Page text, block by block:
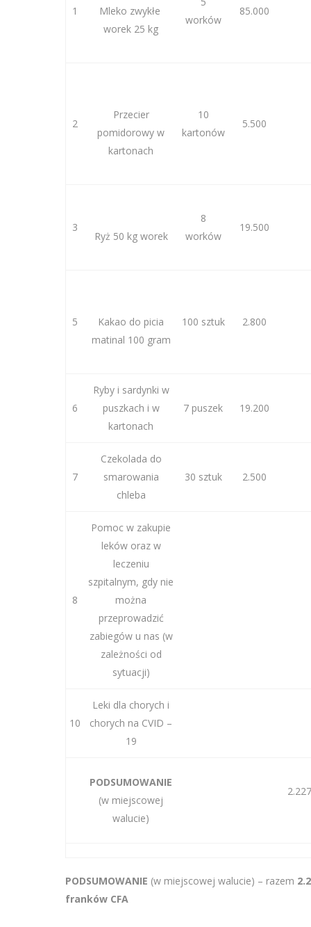
1
Mleko zwykłe
worek 25 kg
worków
85.000
2
Przecier
pomidorowy w
kartonach
10
kartonów
5.500
3
Ryż 50 kg worek
8
worków
19.500
5
Kakao do picia
matinal 100 gram
100 sztuk 2.800
6
Ryby i sardynki w
puszkach i w
kartonach
7 puszek 19.200
7
Czekolada do
smarowania
chleba
30 sztuk 2.500
8
Pomoc w zakupie
leków oraz w
leczeniu
szpitalnym, gdy nie
można
przeprowadzić
zabiegów u nas (w
zależności od
sytuacji)
10
Leki dla chorych i
chorych na CVID –
19
PODSUMOWANIE
(w miejscowej
walucie)
PODSUMOWANIE (w miejscowej walucie) – razem
franków CFA